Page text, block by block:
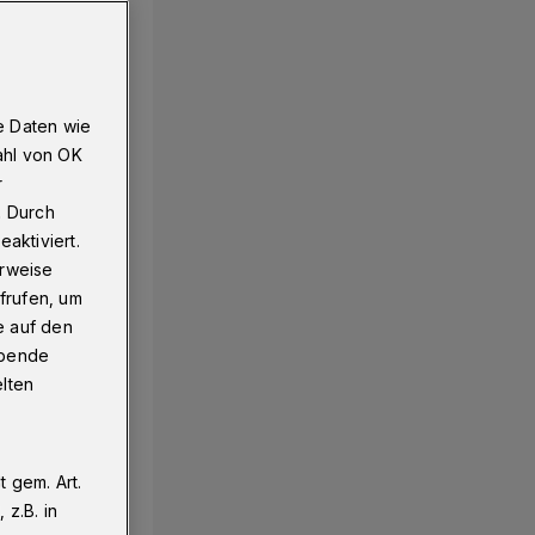
Daten wie
von OK
Durch
um
auf den
gem. Art.
z.B. in